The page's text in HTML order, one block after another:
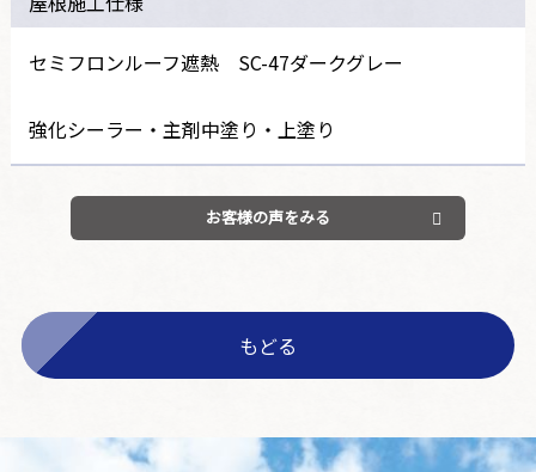
セミフロンルーフ遮熱 SC-47ダークグレー
強化シーラー・主剤中塗り・上塗り
お客様の声をみる
もどる